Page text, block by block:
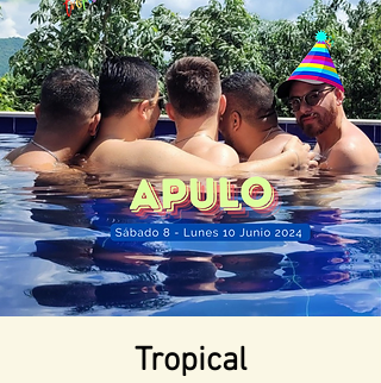
Tropical